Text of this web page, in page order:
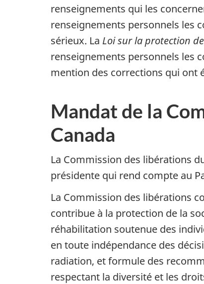
renseignements qui les
renseignements personnels les
sérieux. La Loi sur la protection
renseignements personnels les
mention des corrections qui ont
Mandat de la
Canada
La Commission des libérations
présidente qui rend compte au
La Commission des libérations
contribue à la protection de la
réhabilitation soutenue des
en toute indépendance des
radiation, et formule des
respectant la diversité et les